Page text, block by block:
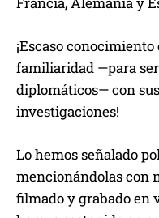
¡Escaso
familiaridad —para
diplomáticos— con
investigaciones!
Lo hemos señalado
mencionándolas con
filmado y grabado en